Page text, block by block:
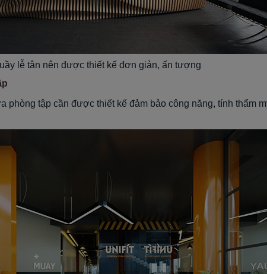
lễ tân nên được thiết kế đơn giản, ấn tượng
phòng tập cần được thiết kế đảm bảo công năng, tính thẩm